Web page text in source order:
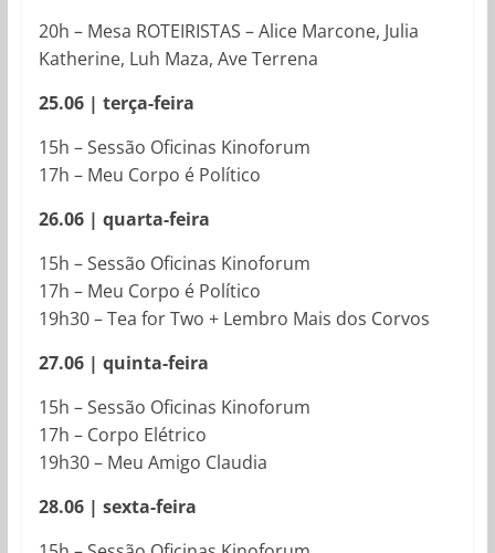
20h – Mesa ROTEIRISTAS – Alice Marcone, Julia
Katherine, Luh Maza, Ave Terrena
25.06 | terça-feira
15h – Sessão Oficinas Kinoforum
17h – Meu Corpo é Político
26.06 | quarta-feira
15h – Sessão Oficinas Kinoforum
17h – Meu Corpo é Político
19h30 – Tea for Two + Lembro Mais dos Corvos
27.06 | quinta-feira
15h – Sessão Oficinas Kinoforum
17h – Corpo Elétrico
19h30 – Meu Amigo Claudia
28.06 | sexta-feira